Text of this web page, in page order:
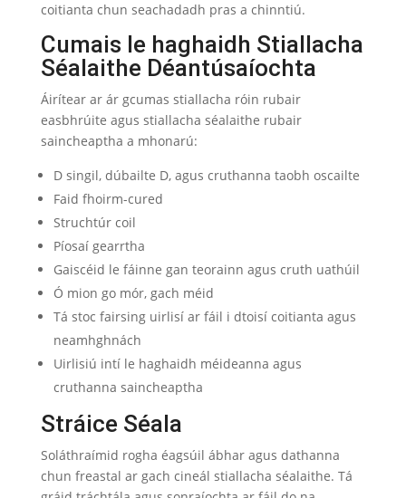
coitianta chun seachadadh pras a chinntiú.
Cumais le haghaidh Stiallacha
Séalaithe Déantúsaíochta
Áirítear ar ár gcumas stiallacha róin rubair
easbhrúite agus stiallacha séalaithe rubair
saincheaptha a mhonarú:
D singil, dúbailte D, agus cruthanna taobh oscailte
Faid fhoirm-cured
Struchtúr coil
Píosaí gearrtha
Gaiscéid le fáinne gan teorainn agus cruth uathúil
Ó mion go mór, gach méid
Tá stoc fairsing uirlisí ar fáil i dtoisí coitianta agus
neamhghnách
Uirlisiú intí le haghaidh méideanna agus
cruthanna saincheaptha
Stráice Séala
Soláthraímid rogha éagsúil ábhar agus dathanna
chun freastal ar gach cineál stiallacha séalaithe. Tá